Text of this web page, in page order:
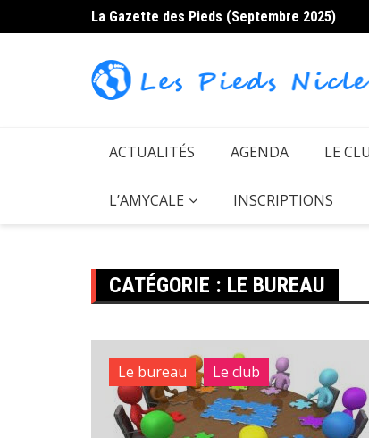
to
La Gazette des Pieds (Septembre 2025)
ACTUALITÉS AGENDA LE
L’AMYCALE INSCRIPTIONS
CATÉGORIE : LE BUREAU
Le bureau Le club